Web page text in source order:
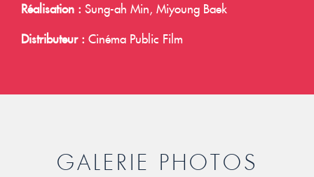
Réalisation : Sung-ah Min, Miyoung Baek
Distributeur : Cinéma Public Film
GALERIE PHOTOS